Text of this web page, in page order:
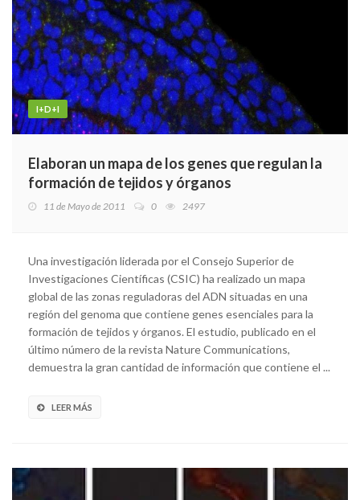
I+D+I
Elaboran un mapa de los genes que regulan la
formación de tejidos y órganos
11 de Mayo de 2011 0 2497
Una investigación liderada por el Consejo Superior de
Investigaciones Científicas (CSIC) ha realizado un mapa
global de las zonas reguladoras del ADN situadas en una
región del genoma que contiene genes esenciales para la
formación de tejidos y órganos. El estudio, publicado en el
último número de la revista Nature Communications,
demuestra la gran cantidad de información que contiene el ...
LEER MÁS